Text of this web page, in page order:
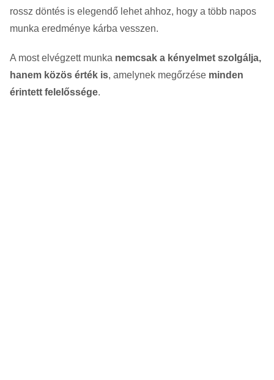
rossz döntés is elegendő lehet ahhoz, hogy a több napos
munka eredménye kárba vesszen.
A most elvégzett munka nemcsak a kényelmet szolgálja,
hanem közös érték is, amelynek megőrzése minden
érintett felelőssége.